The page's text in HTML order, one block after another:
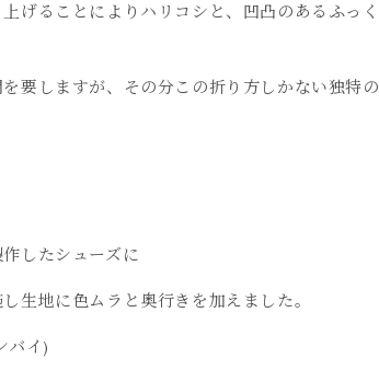
げることによりハリコシと、凹凸のあるふっく
要しますが、その分この折り方しかない独特の
したシューズに
生地に色ムラと奥行きを加えました。
バイ)